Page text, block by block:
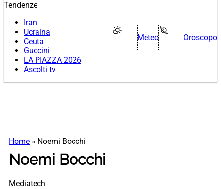
Tendenze
Iran
Ucraina
Ceuta
Guccini
LA PIAZZA 2026
Ascolti tv
Meteo Oroscopo
Home » Noemi Bocchi
Noemi Bocchi
Mediatech